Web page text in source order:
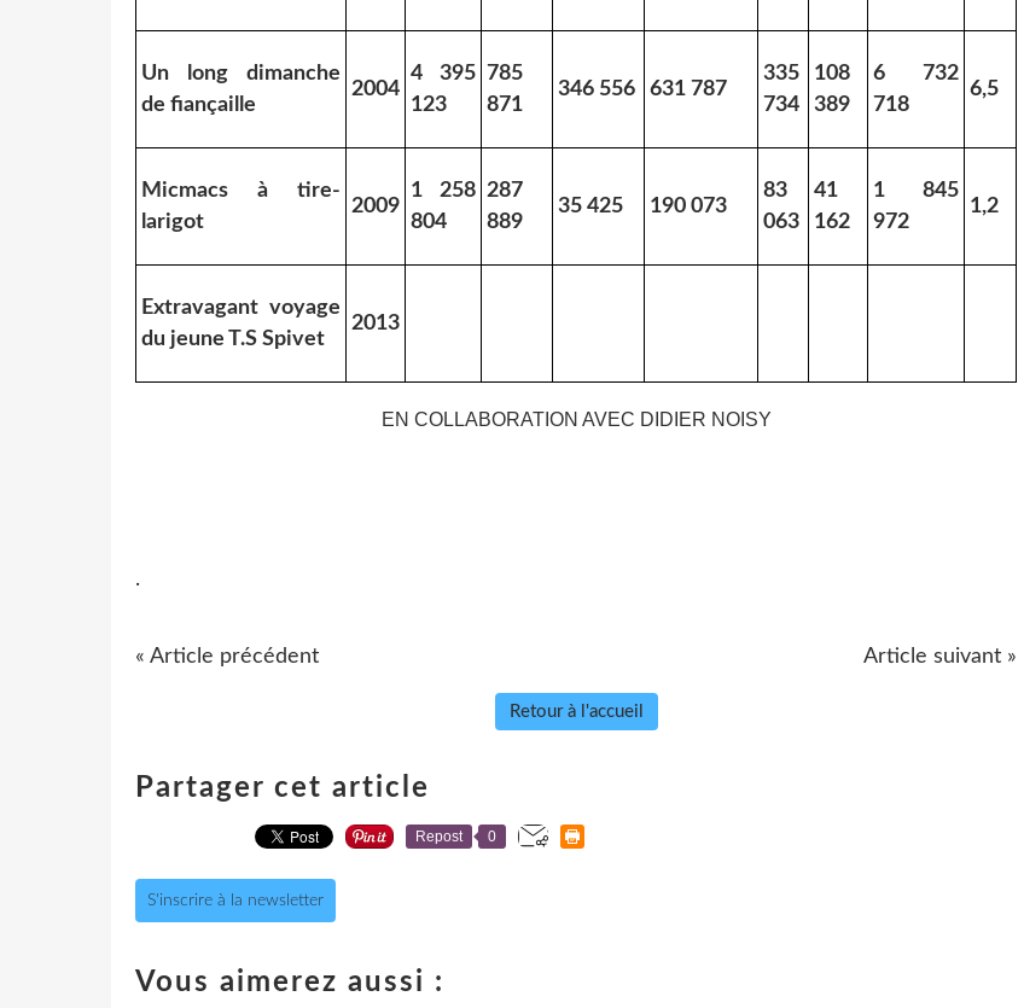
Un long dimanche
de fiançaille
2004
4 395
123
785
871
346 556 631 787
335
734
108
389
6 732
718
6,5
Micmacs à tire-
larigot
2009
1 258
804
287
889
35 425 190 073
83
063
41
162
1 845
972
1,2
Extravagant voyage
du jeune T.S Spivet
2013
EN COLLABORATION AVEC DIDIER NOISY
.
« Article précédent Article suivant »
Retour à l'accueil
Partager cet article
Repost 0
S'inscrire à la newsletter
Vous aimerez aussi :